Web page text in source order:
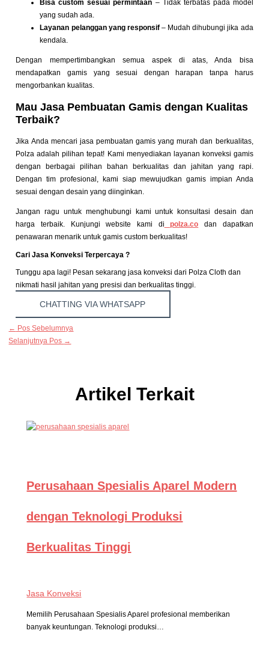
Bisa custom sesuai permintaan – Tidak terbatas pada model
yang sudah ada.
Layanan pelanggan yang responsif– Mudah dihubungi jika ada
kendala.
Dengan mempertimbangkan semua aspek di atas, Anda bisa
mendapatkan gamis yang sesuai dengan harapan tanpa harus
mengorbankan kualitas.
Mau Jasa Pembuatan Gamis dengan Kualitas
Terbaik?
Jika Anda mencari jasa pembuatan gamis yang murah dan berkualitas,
Polza adalah pilihan tepat! Kami menyediakan layanan konveksi gamis
dengan berbagai pilihan bahan berkualitas dan jahitan yang rapi.
Dengan tim profesional, kami siap mewujudkan gamis impian Anda
sesuai dengan desain yang diinginkan.
Jangan ragu untuk menghubungi kami untuk konsultasi desain dan
harga terbaik. Kunjungi website kami di polza.co dan dapatkan
penawaran menarik untuk gamis custom berkualitas!
Cari Jasa Konveksi Terpercaya ?
Tunggu apa lagi! Pesan sekarang jasa konveksi dari Polza Cloth dan
nikmati hasil jahitan yang presisi dan berkualitas tinggi.
CHATTING VIA WHATSAPP
← Pos Sebelumnya
Selanjutnya Pos →
Artikel Terkait
Perusahaan Spesialis Aparel Modern
dengan Teknologi Produksi
Berkualitas Tinggi
Jasa Konveksi
Memilih Perusahaan Spesialis Aparel profesional memberikan
banyak keuntungan. Teknologi produksi…